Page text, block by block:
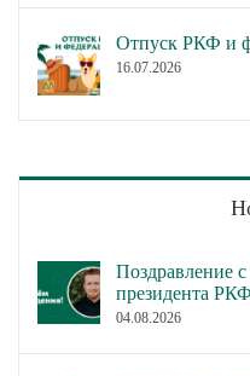
Отпуск РКФ и
16.07.2026
Поздравление
президента
04.08.2026